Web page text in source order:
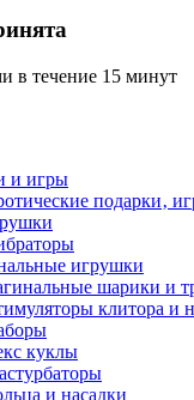
в течение 15 минут
и игры
подарки‚
игрушки
шарики и
клитора и
куклы
и насадки